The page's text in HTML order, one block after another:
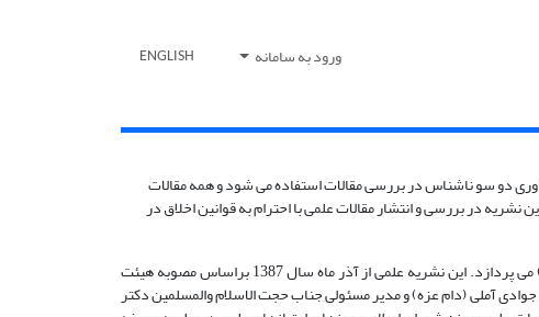
ورود به سامانه ENGLISH
دو سو ناشناس در بررسی مقالات استفاده می شود و همه مقالات
در بررسی و انتشار مقالات علمی با احترام به قوانین اخلاق در
به انتشار مبانی حکمت اسلامی، فلسفه تطبیقی و ترویج اندیشه های ناب حکَمی حکیم متاله حضرت آیت الله جوادی آملی(حفظه الله) می پردازد. این نشریه علمی از آذر ماه سال 1387 براساس مصوبه هیئت
الله استاد جوادی آملی (دام عزه) و مدیر مسئولی جناب حجت الاسلام والمسلمین دکتر